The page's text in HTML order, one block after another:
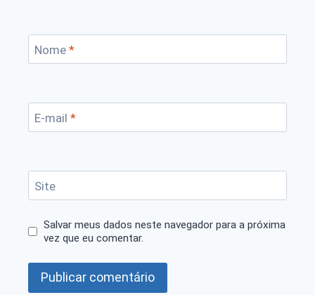
Nome *
E-mail *
Site
Salvar meus dados neste navegador para a próxima
vez que eu comentar.